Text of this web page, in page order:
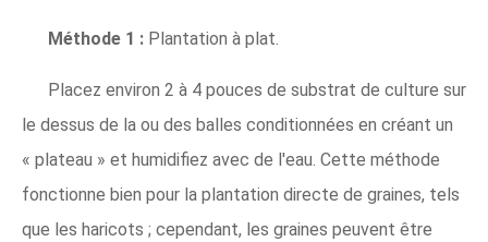
Méthode 1 : Plantation à plat.
Placez environ 2 à 4 pouces de substrat de culture sur
le dessus de la ou des balles conditionnées en créant un
« plateau » et humidifiez avec de l'eau. Cette méthode
fonctionne bien pour la plantation directe de graines, tels
que les haricots ; cependant, les graines peuvent être